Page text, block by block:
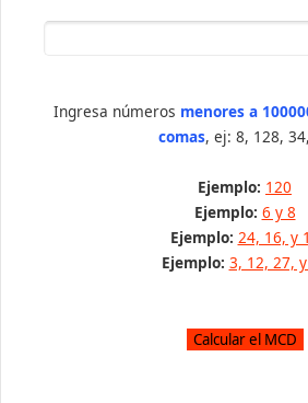
Ingresa números menores a
comas, ej: 8, 128,
Ejemplo: 120
Ejemplo: 6 y 8
Ejemplo: 24, 16, y
Ejemplo: 3, 12, 27,